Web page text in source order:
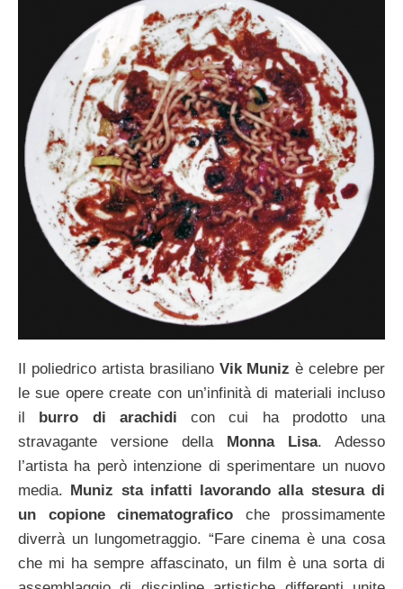
Il poliedrico artista brasilianoVik Muniz è celebre per
le sue opere create con un’infinità di materiali incluso
il burro di arachidi con cui ha prodotto una
stravagante versione della Monna Lisa. Adesso
l’artista ha però intenzione di sperimentare un nuovo
media. Muniz sta infatti lavorando alla stesura di
un copione cinematografico che prossimamente
diverrà un lungometraggio. “Fare cinema è una cosa
che mi ha sempre affascinato, un film è una sorta di